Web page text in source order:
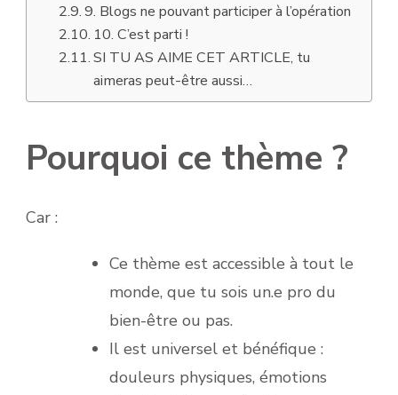
9. Blogs ne pouvant participer à l’opération
10. C’est parti !
SI TU AS AIME CET ARTICLE, tu
aimeras peut-être aussi…
Pourquoi ce thème ?
Car :
Ce thème est accessible à tout le
monde, que tu sois un.e pro du
bien-être ou pas.
Il est universel et bénéfique :
douleurs physiques, émotions